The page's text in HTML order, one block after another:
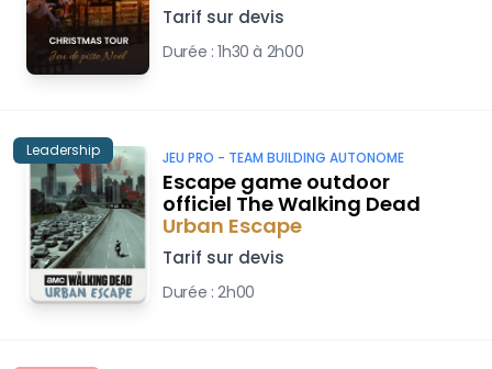
Tarif sur devis
Durée :1h30 à 2h00
Leadership JEU PRO - TEAM BUILDING AUTONOME
Escape game outdoor
officiel The Walking Dead
Urban Escape
Tarif sur devis
Durée :2h00